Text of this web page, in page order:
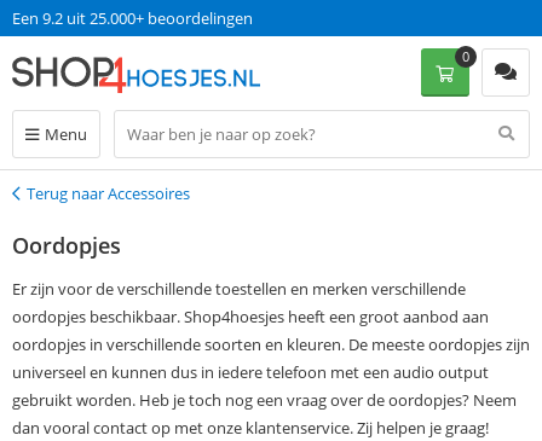
Een 9.2 uit 25.000+ beoordelingen
Menu
0
Terug
Terug naar Accessoires
Oordopjes
Er zijn voor de verschillende toestellen en merken verschillende
oordopjes beschikbaar. Shop4hoesjes heeft een groot aanbod aan
oordopjes in verschillende soorten en kleuren. De meeste oordopjes zijn
universeel en kunnen dus in iedere telefoon met een audio output
gebruikt worden. Heb je toch nog een vraag over de oordopjes? Neem
dan vooral contact op met onze klantenservice. Zij helpen je graag!